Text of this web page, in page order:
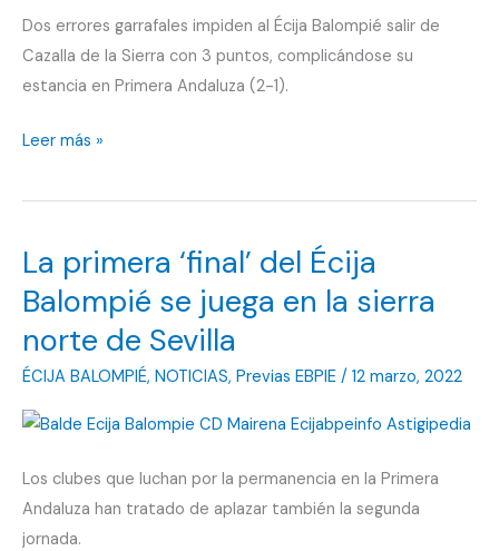
Dos errores garrafales impiden al Écija Balompié salir de
Cazalla de la Sierra con 3 puntos, complicándose su
estancia en Primera Andaluza (2-1).
El
de
Sierra
deja
Écija
Balompié
sin
en
el
tiempo
Leer más »
La primera ‘final’ del Écija
Balompié se juega en la sierra
norte de Sevilla
ÉCIJA BALOMPIÉ, NOTICIAS, Previas EBPIE / 12 marzo, 2022
Los clubes que luchan por la permanencia en la Primera
Andaluza han tratado de aplazar también la segunda
jornada.